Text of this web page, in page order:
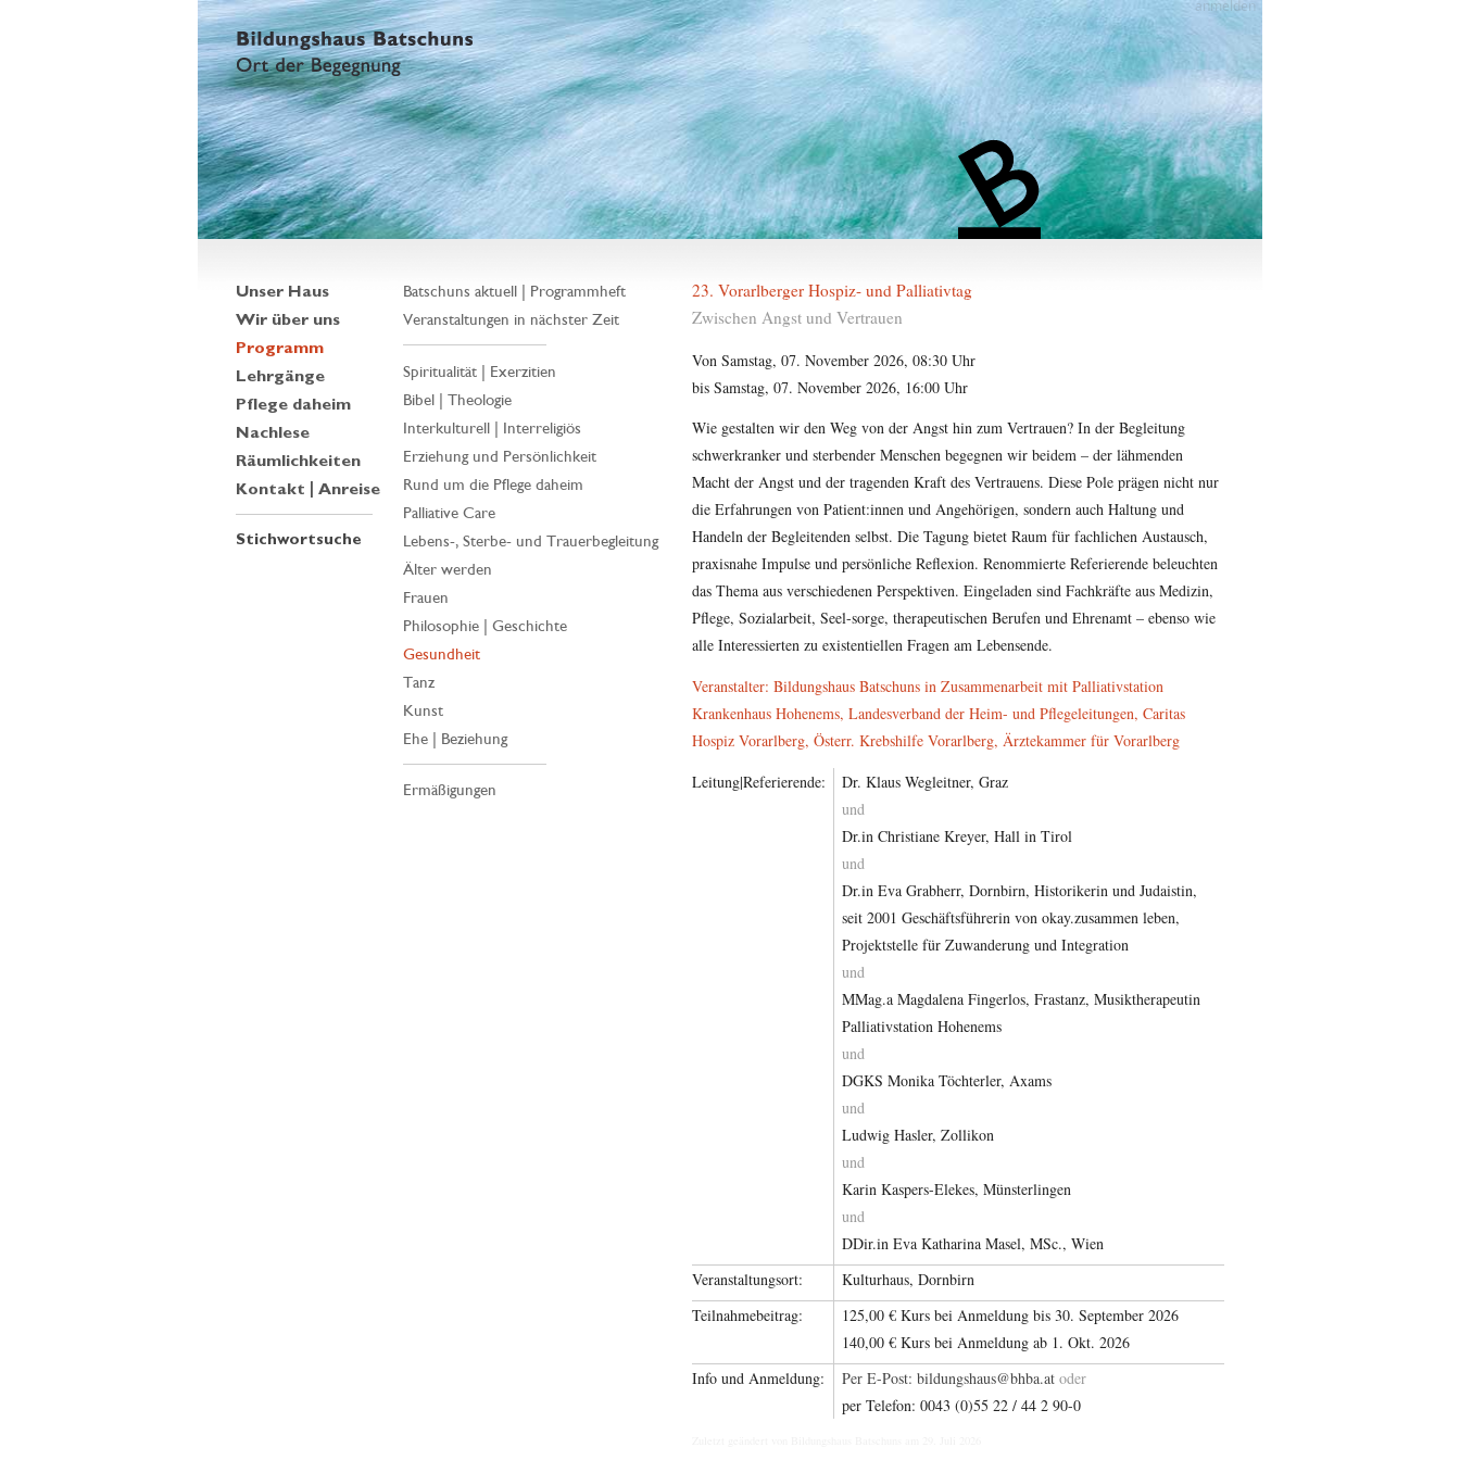
anmelden
Unser Haus
Wir über uns
Programm
Lehrgänge
Pflege daheim
Nachlese
Räumlichkeiten
Kontakt | Anreise
Stichwortsuche
Batschuns aktuell | Programmheft
Veranstaltungen in nächster Zeit
Spiritualität | Exerzitien
Bibel | Theologie
Interkulturell | Interreligiös
Erziehung und Persönlichkeit
Rund um die Pflege daheim
Palliative Care
Lebens-, Sterbe- und Trauerbegleitung
Älter werden
Frauen
Philosophie | Geschichte
Gesundheit
Tanz
Kunst
Ehe | Beziehung
Ermäßigungen
23. Vorarlberger Hospiz- und Palliativtag
Zwischen Angst und Vertrauen
Von Samstag, 07. November 2026, 08:30 Uhr
bis Samstag, 07. November 2026, 16:00 Uhr
Wie gestalten wir den Weg von der Angst hin zum Vertrauen? In der Begleitung
schwerkranker und sterbender Menschen begegnen wir beidem – der lähmenden
Macht der Angst und der tragenden Kraft des Vertrauens. Diese Pole prägen nicht nur
die Erfahrungen von Patient:innen und Angehörigen, sondern auch Haltung und
Handeln der Begleitenden selbst. Die Tagung bietet Raum für fachlichen Austausch,
praxisnahe Impulse und persönliche Reflexion. Renommierte Referierende beleuchten
das Thema aus verschiedenen Perspektiven. Eingeladen sind Fachkräfte aus Medizin,
Pflege, Sozialarbeit, Seel-sorge, therapeutischen Berufen und Ehrenamt – ebenso wie
alle Interessierten zu existentiellen Fragen am Lebensende.
Veranstalter: Bildungshaus Batschuns in Zusammenarbeit mit Palliativstation
Krankenhaus Hohenems, Landesverband der Heim- und Pflegeleitungen, Caritas
Hospiz Vorarlberg, Österr. Krebshilfe Vorarlberg, Ärztekammer für Vorarlberg
Leitung|Referierende:
Dr. Klaus Wegleitner, Graz
und
Dr.in Christiane Kreyer, Hall in Tirol
und
Dr.in Eva Grabherr, Dornbirn, Historikerin und Judaistin,
seit 2001 Geschäftsführerin von okay.zusammen leben,
Projektstelle für Zuwanderung und Integration
und
MMag.a Magdalena Fingerlos, Frastanz, Musiktherapeutin
Palliativstation Hohenems
und
DGKS Monika Töchterler, Axams
und
Ludwig Hasler, Zollikon
und
Karin Kaspers-Elekes, Münsterlingen
und
DDir.in Eva Katharina Masel, MSc., Wien
Veranstaltungsort:
Kulturhaus, Dornbirn
Teilnahmebeitrag:
125,00 € Kurs bei Anmeldung bis 30. September 2026
140,00 € Kurs bei Anmeldung ab 1. Okt. 2026
Info und Anmeldung:
Per E-Post: ta.abhb@suahsgnudlib oder
per Telefon: 0043 (0)55 22 / 44 2 90-0